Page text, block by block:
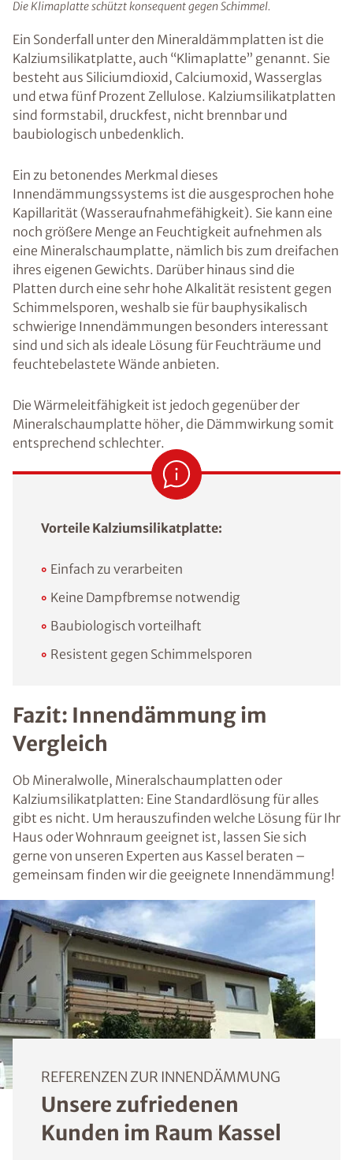
Die Klimaplatte schützt konsequent gegen Schimmel.
Ein Sonderfall unter den Mineraldämmplatten ist die
Kalziumsilikatplatte, auch “Klimaplatte” genannt. Sie
besteht aus Siliciumdioxid, Calciumoxid, Wasserglas
und etwa fünf Prozent Zellulose. Kalziumsilikatplatten
sind formstabil, druckfest, nicht brennbar und
baubiologisch unbedenklich.
Ein zu betonendes Merkmal dieses
Innendämmungssystems ist die ausgesprochen hohe
Kapillarität (Wasseraufnahmefähigkeit). Sie kann eine
noch größere Menge an Feuchtigkeit aufnehmen als
eine Mineralschaumplatte, nämlich bis zum dreifachen
ihres eigenen Gewichts. Darüber hinaus sind die
Platten durch eine sehr hohe Alkalität resistent gegen
Schimmelsporen, weshalb sie für bauphysikalisch
schwierige Innendämmungen besonders interessant
sind und sich als ideale Lösung für Feuchträume und
feuchtebelastete Wände anbieten.
Die Wärmeleitfähigkeit ist jedoch gegenüber der
Mineralschaumplatte höher, die Dämmwirkung somit
entsprechend schlechter.
Vorteile Kalziumsilikatplatte:
Einfach zu verarbeiten
Keine Dampfbremse notwendig
Baubiologisch vorteilhaft
Resistent gegen Schimmelsporen
Fazit: Innendämmung im
Vergleich
Ob Mineralwolle, Mineralschaumplatten oder
Kalziumsilikatplatten: Eine Standardlösung für alles
gibt es nicht. Um herauszufinden welche Lösung für Ihr
Haus oder Wohnraum geeignet ist, lassen Sie sich
gerne von unseren Experten aus Kassel beraten –
gemeinsam finden wir die geeignete Innendämmung!
REFERENZEN ZUR INNENDÄMMUNG
Unsere zufriedenen
Kunden im Raum Kassel